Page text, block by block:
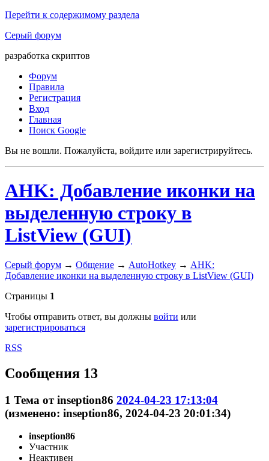
Перейти к содержимому раздела
Серый форум
разработка скриптов
Форум
Правила
Регистрация
Вход
Главная
Поиск Google
Вы не вошли. Пожалуйста, войдите или зарегистрируйтесь.
AHK: Добавление иконки на
выделенную строку в
ListView (GUI)
Серый форум → Общение → AutoHotkey → AHK:
Добавление иконки на выделенную строку в ListView (GUI)
Страницы 1
Чтобы отправить ответ, вы должны войти или
зарегистрироваться
RSS
Сообщения 13
1 Тема отinseption86 2024-04-23 17:13:04
(изменено: inseption86, 2024-04-23 20:01:34)
inseption86
Участник
Неактивен